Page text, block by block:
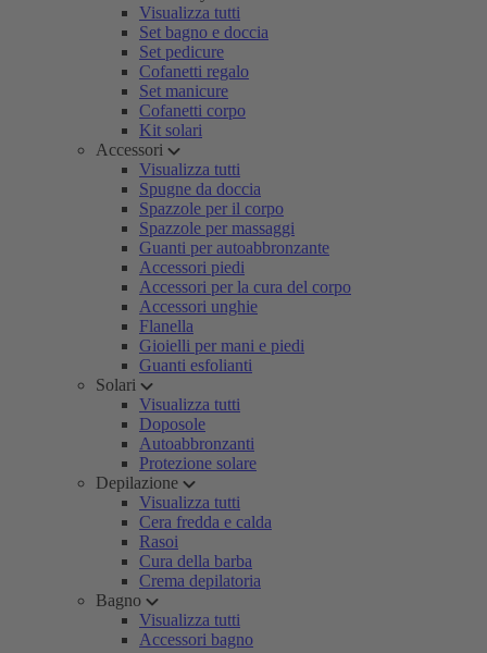
Visualizza tutti
Set bagno e doccia
Set pedicure
Cofanetti regalo
Set manicure
Cofanetti corpo
Kit solari
Accessori
Visualizza tutti
Spugne da doccia
Spazzole per il corpo
Spazzole per massaggi
Guanti per autoabbronzante
Accessori piedi
Accessori per la cura del corpo
Accessori unghie
Flanella
Gioielli per mani e piedi
Guanti esfolianti
Solari
Visualizza tutti
Doposole
Autoabbronzanti
Protezione solare
Depilazione
Visualizza tutti
Cera fredda e calda
Rasoi
Cura della barba
Crema depilatoria
Bagno
Visualizza tutti
Accessori bagno